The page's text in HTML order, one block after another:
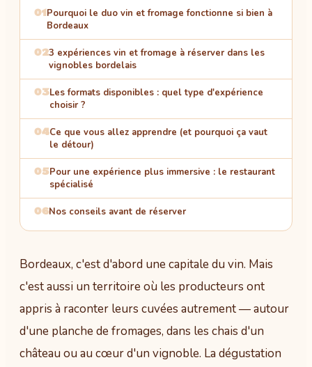
01Pourquoi le duo vin et fromage fonctionne si bien à
Bordeaux
023 expériences vin et fromage à réserver dans les
vignobles bordelais
03Les formats disponibles : quel type d'expérience
choisir ?
04Ce que vous allez apprendre (et pourquoi ça vaut
le détour)
05Pour une expérience plus immersive : le restaurant
spécialisé
06Nos conseils avant de réserver
Bordeaux, c'est d'abord une capitale du vin. Mais
c'est aussi un territoire où les producteurs ont
appris à raconter leurs cuvées autrement — autour
d'une planche de fromages, dans les chais d'un
château ou au cœur d'un vignoble. La dégustation